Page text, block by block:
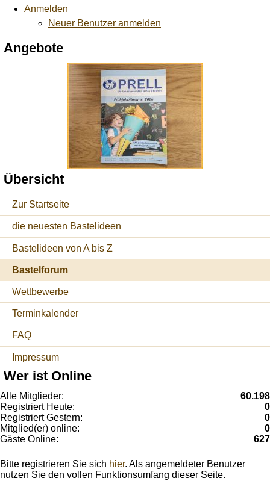
Anmelden
Neuer Benutzer anmelden
Angebote
Übersicht
Zur Startseite
die neuesten Bastelideen
Bastelideen von A bis Z
Bastelforum
Wettbewerbe
Terminkalender
FAQ
Impressum
Wer ist Online
Alle Mitglieder:
60.198
Registriert Heute:
0
Registriert Gestern:
0
Mitglied(er) online:
0
Gäste Online:
627
Bitte registrieren Sie sich hier. Als angemeldeter Benutzer
nutzen Sie den vollen Funktionsumfang dieser Seite.